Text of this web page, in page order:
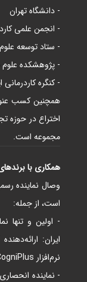
- دانشگاه تهران
- انجمن علمی
- ستاد توسعه
- پژوهشکده
- کنگره کاردرمانی
همچنین کسب
اختراع در حوزه
مجموعه است.
همکاری با
وصال نماینده
است، از جمله:
- اولین و تنها
نرم‌افزار CogniPlus